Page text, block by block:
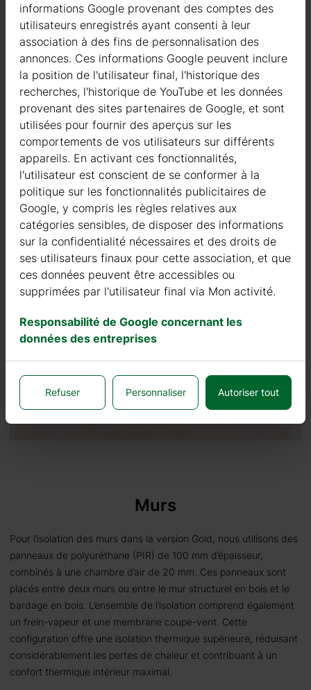
Plancher
Dans la version Gold, l’isolation du sol comprend l’utilisation de
panneaux de polyuréthane (PIR) d’une épaisseur de 100 mm.
Ces panneaux sont placés sur la membrane hydrofuge placée
sur la fondation en béton ou autre. Un pare-vapeur est placé
sur les panneaux PIR, puis sur les planches de plancher. Ces
panneaux améliorent considérablement l’isolation thermique,
réduisant ainsi les pertes de chaleur vers le bas.
Murs
Pour l’isolation des murs dans la version Gold, nous utilisons des
panneaux de polyuréthane (PIR) de 100 mm d’épaisseur,
combinés à une chambre d’air de 20 mm. Ces panneaux sont
placés entre deux murs ou entre le mur structurel en bois et le
bardage en bois. L’ensemble de l’isolation comprend également
un frein-vapeur et une membrane coupe-vent. Cette
configuration offre une isolation thermique supérieure, réduisant
considérablement les pertes de chaleur et contribuant à un
confort thermique intérieur maximal.
informations Google provenant des comptes des
utilisateurs enregistrés ayant consenti à leur
association à des fins de personnalisation des
annonces. Ces informations Google peuvent inclure
la position de l'utilisateur final, l'historique des
recherches, l'historique de YouTube et les données
provenant des sites partenaires de Google, et sont
utilisées pour fournir des aperçus sur les
comportements de vos utilisateurs sur différents
appareils. En activant ces fonctionnalités,
l'utilisateur est conscient de se conformer à la
politique sur les fonctionnalités publicitaires de
Google, y compris les règles relatives aux
catégories sensibles, de disposer des informations
sur la confidentialité nécessaires et des droits de
ses utilisateurs finaux pour cette association, et que
ces données peuvent être accessibles ou
supprimées par l'utilisateur final via Mon activité.
Responsabilité de Google concernant les
données des entreprises
Refuser Personnaliser Autoriser tout